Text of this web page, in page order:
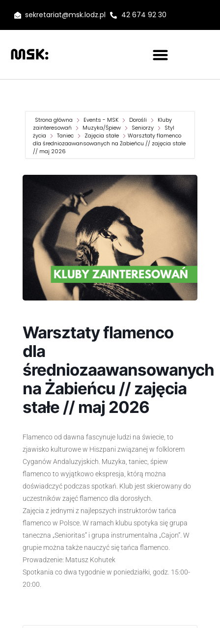
sekretariat@msk.lodz.pl 42 674 92 30
Strona główna Events - MSK Dorośli
Kluby
zainteresowań
Muzyka/Śpiew Seniorzy
Styl
życia
Taniec Zajęcia stałe
Warsztaty flamenco
dla średniozaawansowanych na Żabieńcu // zajęcia stałe
// maj 2026
Warsztaty flamenco
dla
średniozaawansowanych
na Żabieńcu // zajęcia
stałe // maj 2026
Flamenco od dawna fascynuje ludzi na świecie, to
zjawisko kulturowe w Hiszpani związanej w folklorem
Cyganów Andaluzyjskich. Muzyka, taniec, śpiew
flamenco to wyjątkowo ekspresja, którą można
doświadczyć podczas spotkań. Klub jest skierowany do
uczestników zajęć flamenco dla dorosłych.
Zajęcia z jednymi z najlepszych instruktorów tańca
flamenco w Polsce. W ramach klubu spotyka się grupa
taneczna „Senioritas” i grupa instrumentalna „Cajon”. W
grupie można także nauczyć się tańca flamenco.
Prowadzenie: Matusz Kohutek
Spotkania co dwa tygodnie w poniedziałki, godz. 15:00-
20:00.